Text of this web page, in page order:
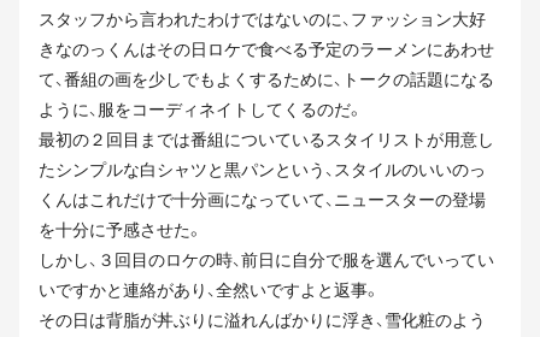
スタッフから言われたわけではないのに、ファッション大好
きなのっくんはその日ロケで食べる予定のラーメンにあわせ
て、番組の画を少しでもよくするために、トークの話題になる
ように、服をコーディネイトしてくるのだ。
最初の２回目までは番組についているスタイリストが用意し
たシンプルな白シャツと黒パンという、スタイルのいいのっ
くんはこれだけで十分画になっていて、ニュースターの登場
を十分に予感させた。
しかし、３回目のロケの時、前日に自分で服を選んでいってい
いですかと連絡があり、全然いですよと返事。
その日は背脂が丼ぶりに溢れんばかりに浮き、雪化粧のよう